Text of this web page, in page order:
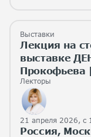
Выставки
Лекция на
выставке
Прокофьева
Лекторы
21 апреля 2026, с
Россия,